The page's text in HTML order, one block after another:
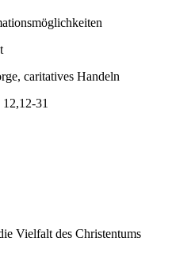
caritatives Handeln
31
Vielfalt des Christentums